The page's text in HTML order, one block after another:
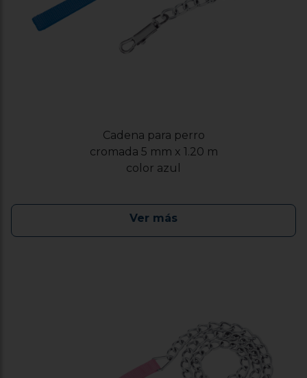
Cadena para perro
cromada 5 mm x 1.20 m
color azul
Ver más